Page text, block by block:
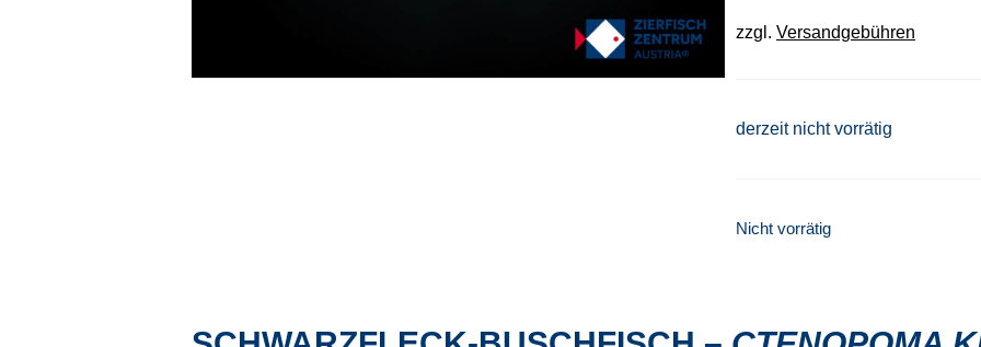
zzgl. Versandgebühren
derzeit nicht vorrätig
Nicht vorrätig